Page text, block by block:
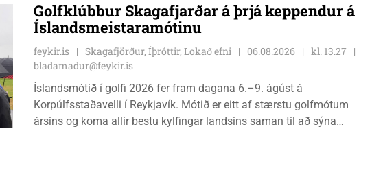
Golfklúbbur Skagafjarðar á þrjá keppendur á
Íslandsmeistaramótinu
feykir.is Skagafjörður, Íþróttir, Lokað efni 06.08.2026
kl. 13.27
bladamadur@feykir.is
Íslandsmótið í golfi 2026 fer fram dagana 6.–9. ágúst á
Korpúlfsstaðavelli í Reykjavík. Mótið er eitt af stærstu golfmótum
ársins og koma allir bestu kylfingar landsins saman til að sýna
nýkrýndur klúbbmeistari GSS, og Unu Karen Guðmundsdóttur.